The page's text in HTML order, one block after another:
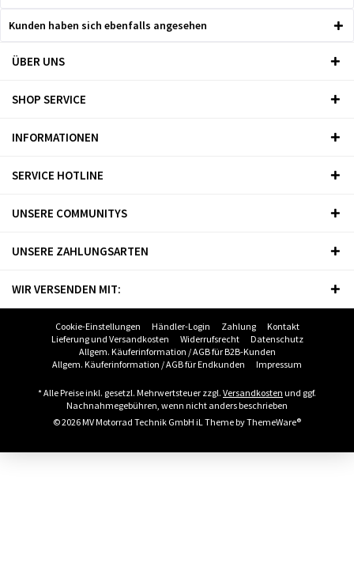
Kunden haben sich ebenfalls angesehen
ÜBER UNS
SHOP SERVICE
INFORMATIONEN
SERVICE HOTLINE
UNSERE COMMUNITYS
UNSERE ZAHLUNGSARTEN
WIR VERSENDEN MIT:
Cookie-Einstellungen Händler-Login Zahlung
Kontakt
Lieferung und Versandkosten
Widerrufsrecht
Datenschutz
Allgem. Käuferinformation / AGB für B2B-Kunden
Allgem. Käuferinformation / AGB für Endkunden
Impressum
* Alle Preise inkl. gesetzl. Mehrwertsteuer zzgl. Versandkosten und ggf.
Nachnahmegebühren, wenn nicht anders beschrieben
© 2026 MV Motorrad Technik GmbH iL Theme byThemeWare®